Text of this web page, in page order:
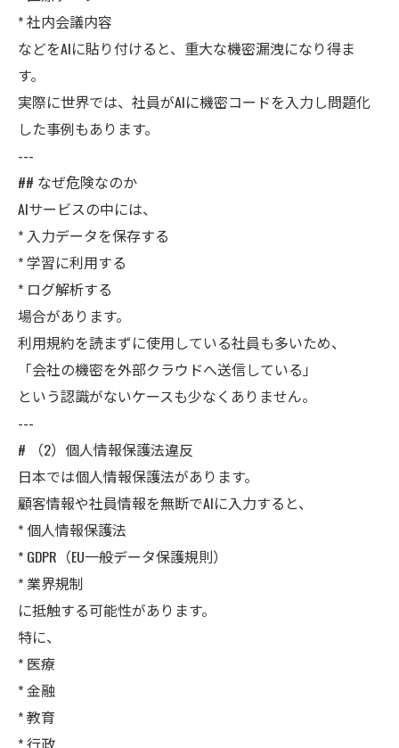
* 社内会議内容
などをAIに貼り付けると、重大な機密漏洩になり得ま
す。
実際に世界では、社員がAIに機密コードを入力し問題化
した事例もあります。
---
## なぜ危険なのか
AIサービスの中には、
* 入力データを保存する
* 学習に利用する
* ログ解析する
場合があります。
利用規約を読まずに使用している社員も多いため、
「会社の機密を外部クラウドへ送信している」
という認識がないケースも少なくありません。
---
# （2）個人情報保護法違反
日本では個人情報保護法があります。
顧客情報や社員情報を無断でAIに入力すると、
* 個人情報保護法
* GDPR（EU一般データ保護規則）
* 業界規制
に抵触する可能性があります。
特に、
* 医療
* 金融
* 教育
* 行政